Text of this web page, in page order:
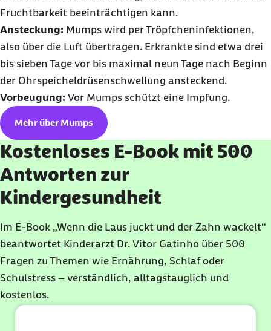
Fruchtbarkeit beeinträchtigen kann.
Ansteckung: Mumps wird per Tröpfcheninfektionen,
also über die Luft übertragen. Erkrankte sind etwa drei
bis sieben Tage vor bis maximal neun Tage nach Beginn
der Ohrspeicheldrüsenschwellung ansteckend.
Vorbeugung: Vor Mumps schützt eine Impfung.
Mehr über Mumps
Kostenloses E-Book mit 500
Antworten zur
Kindergesundheit
Im E-Book „Wenn die Laus juckt und der Zahn wackelt“
beantwortet Kinderarzt Dr. Vitor Gatinho über 500
Fragen zu Themen wie Ernährung, Schlaf oder
Schulstress – verständlich, alltagstauglich und
kostenlos.